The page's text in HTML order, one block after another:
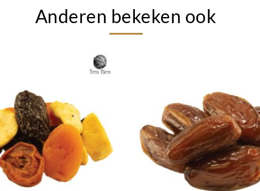
Anderen bekeken ook